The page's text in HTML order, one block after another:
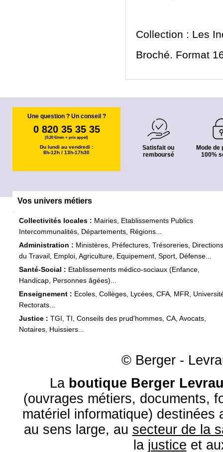
Collection : Les
Broché. Format
Une question ? Un conseil ?
0 820 35 35 35
(0,20 €/min + prix appel)
Du lundi au vendredi :
8h-12h / 13h-17h30
Satisfait ou
remboursé
Mode de
100%
Vos univers métiers
Collectivités locales : Mairies, Etablissements Publics
Intercommunalités, Départements, Régions...
Administration : Ministères, Préfectures, Trésoreries, Directions
du Travail, Emploi, Agriculture, Equipement, Sport, Défense...
Santé-Social : Etablissements médico-sociaux (Enfance,
Handicap, Personnes âgées)...
Enseignement : Ecoles, Collèges, Lycées, CFA, MFR,
Rectorats...
Justice : TGI, TI, Conseils des prud'hommes, CA, Avocats,
Notaires, Huissiers...
© Berger -
La boutique Berger
(ouvrages métiers, documents,
matériel informatique) destinées
au sens large, au secteur de la
la justice et